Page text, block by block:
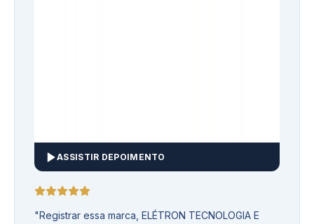
ASSISTIR DEPOIMENTO
"Registrar essa marca, ELÉTRON TECNOLOGIA E